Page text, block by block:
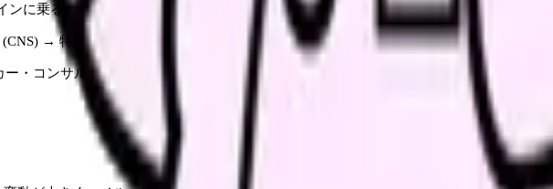
に乗る
→ 特定行為研修
・コンサル・SaaS 事業